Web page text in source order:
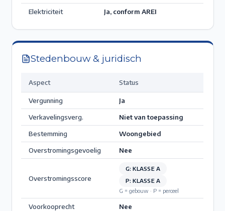
Elektriciteit
Ja, conform AREI
Stedenbouw & juridisch
Aspect Status
Vergunning
Ja
Verkavelingsverg.
Niet van toepassing
Bestemming
Woongebied
Overstromingsgevoelig
Nee
Overstromingsscore
G: KLASSE A
P: KLASSE A
G = gebouw · P = perceel
Voorkooprecht
Nee